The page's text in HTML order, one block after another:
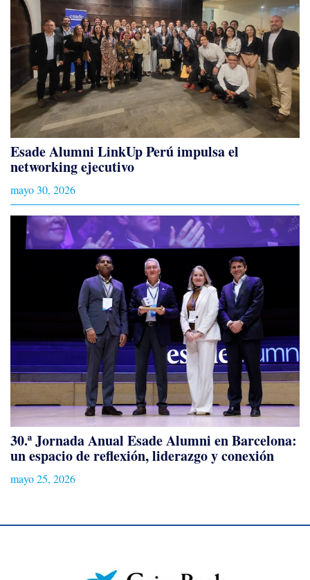
Esade Alumni LinkUp Perú impulsa el
networking ejecutivo
mayo 30, 2026
30.ª Jornada Anual Esade Alumni en Barcelona:
un espacio de reflexión, liderazgo y conexión
mayo 25, 2026